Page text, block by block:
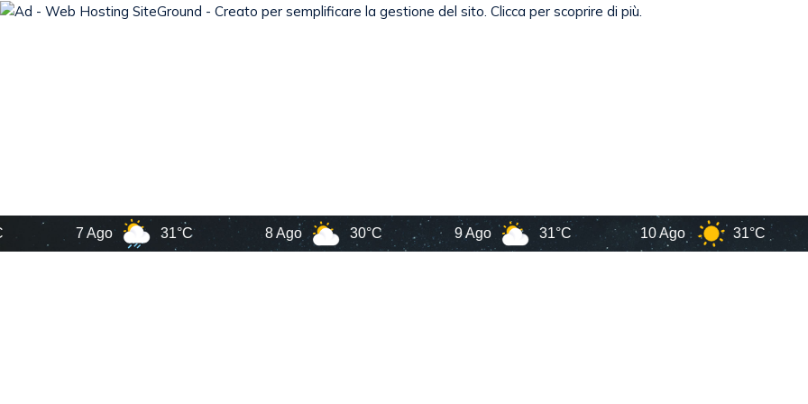
31°C 8 Ago 30°C 9 Ago 31°C 10 Ago 31°C 11